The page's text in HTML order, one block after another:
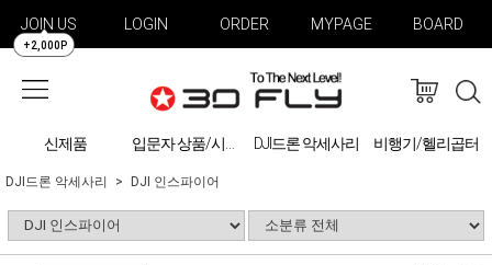
JOIN US
+2,000P
LOGIN ORDER MYPAGE BOARD
신제품 입문자 상품/시물레이션 DJI드론 악세사리 비행기/헬리곱터
DJI드론 악세사리 DJI 인스파이어